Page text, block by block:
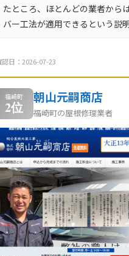
たところ、ほとんどの業者から
バー工法が適用できるという説
認日：2026-07-23
福崎町
2位
朝山元嗣商店
福崎町の屋根修理業者